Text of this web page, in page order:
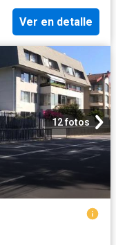
Ver en detalle
12 fotos